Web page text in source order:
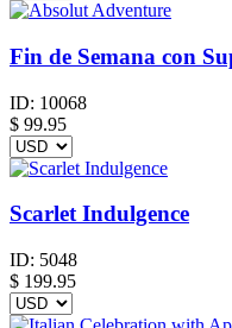
Fin de Semana con
ID: 10068
$ 99.95
Scarlet Indulgence
ID: 5048
$ 199.95